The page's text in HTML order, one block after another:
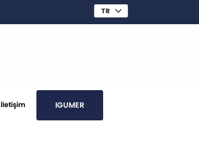
İletişim IGUMER